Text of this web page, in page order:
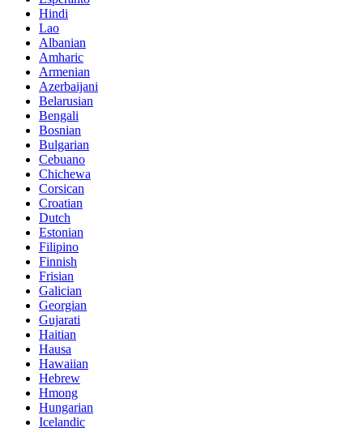
Hindi
Lao
Albanian
Amharic
Armenian
Azerbaijani
Belarusian
Bengali
Bosnian
Bulgarian
Cebuano
Chichewa
Corsican
Croatian
Dutch
Estonian
Filipino
Finnish
Frisian
Galician
Georgian
Gujarati
Haitian
Hausa
Hawaiian
Hebrew
Hmong
Hungarian
Icelandic